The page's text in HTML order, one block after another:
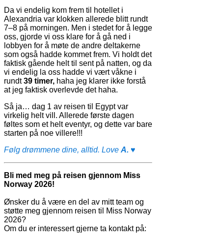
Da vi endelig kom frem til hotellet i
Alexandria var klokken allerede blitt rundt
7–8 på morningen. Men i stedet for å legge
oss, gjorde vi oss klare for å gå ned i
lobbyen for å møte de andre deltakerne
som også hadde kommet frem. Vi holdt det
faktisk gående helt til sent på natten, og da
vi endelig la oss hadde vi vært våkne i
rundt39 timer, haha jeg klarer ikke forstå
at jeg faktisk overlevde det haha.
Så ja… dag 1 av reisen til Egypt var
virkelig helt vill. Allerede første dagen
føltes som et helt eventyr, og dette var bare
starten på noe villere!!!
Følg drømmene dine, alltid. Love A. ♥
Bli med meg på reisen gjennom Miss
Norway 2026!
Ønsker du å være en del av mitt team og
støtte meg gjennom reisen til Miss Norway
2026?
Om du er interessert gjerne ta kontakt på: